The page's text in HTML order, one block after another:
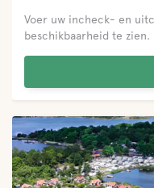
Voer uw incheck- en
beschikbaarheid te zien.